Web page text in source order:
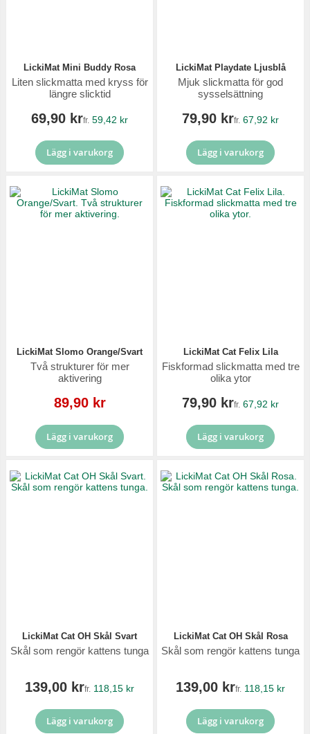
LickiMat Mini Buddy Rosa
Liten slickmatta med kryss för
längre slicktid
69,90 krfr. 59,42 kr
Lägg i varukorg
LickiMat Playdate Ljusblå
Mjuk slickmatta för god
sysselsättning
79,90 krfr. 67,92 kr
Lägg i varukorg
LickiMat Slomo Orange/Svart
Två strukturer för mer
aktivering
Reapris
89,90 kr
Lägg i varukorg
LickiMat Cat Felix Lila
Fiskformad slickmatta med tre
olika ytor
79,90 krfr. 67,92 kr
Lägg i varukorg
LickiMat Cat OH Skål Svart
Skål som rengör kattens tunga
139,00 krfr. 118,15 kr
Lägg i varukorg
LickiMat Cat OH Skål Rosa
Skål som rengör kattens tunga
139,00 krfr. 118,15 kr
Lägg i varukorg